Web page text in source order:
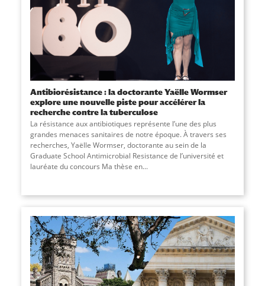
Antibiorésistance : la doctorante Yaëlle Wormser
explore une nouvelle piste pour accélérer la
recherche contre la tuberculose
La résistance aux antibiotiques représente l’une des plus
grandes menaces sanitaires de notre époque. À travers ses
recherches, Yaëlle Wormser, doctorante au sein de la
Graduate School Antimicrobial Resistance de l’université et
lauréate du concours Ma thèse en...